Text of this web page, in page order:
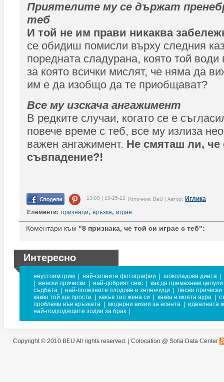
Приятелите му се държат
теб
И той не им прави никаква
се обидиш помисли върху следния
поредната сладурана, която той води
за която всички мислят, че няма да
им е да изобщо да те приобщават?
Все му изскача ангажимент
В редките случаи, когато се е
повече време с теб, все му излиза
важен ангажимент. Не смяташ ли, че
съвпадение?!
13:00 | 10-25-12 Източник: BeU | Автор: Иглика
Елементи: признаци, връзка, играе
Коментари към "8 признака, че той си играе с теб":
Интересно
неустоим грим най-силните фотографии шоколадова диета
женски прически най-добрият секс
как да премахнем
съдбата
най-полезните плодове и зеленчуци
лесни прически
какво той ще прости
какъв тип жена си каква е моята аура
проблеми във връзката
модерни визии за есента
идеалната
най-подходящите зодии за брак
Copyright © 2010 BEU All rights reserved. | Colocation @ Sofia Data Center